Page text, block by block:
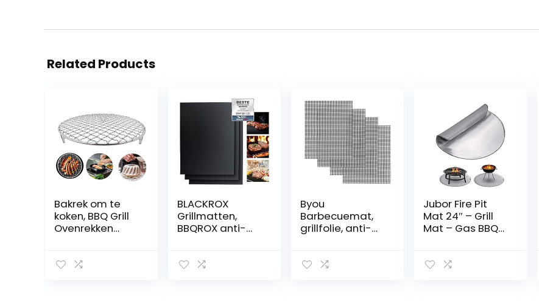
Related Products
Bakrek om te
koken, BBQ Grill
Ovenrekken
rond roestvrij
BLACKROX
Grillmatten,
BBQROX anti-
herbruikbaar,
Byou
Barbecuemat,
grillfolie, anti-
duurzaam, voor
Jubor Fire Pit
Mat 24″ – Grill
Mat – Gas BBQ
Ronde Grill Mat